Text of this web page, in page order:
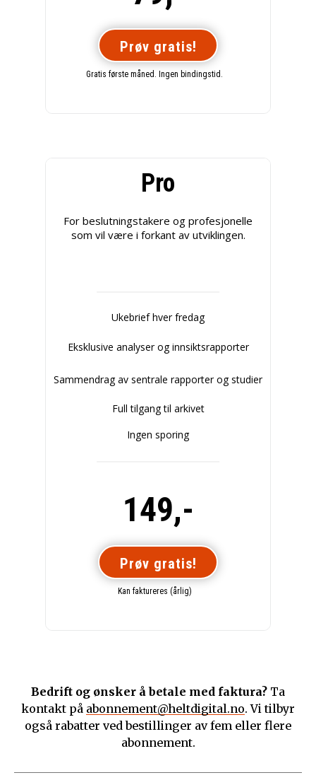
Prøv gratis!
Gratis første måned. Ingen bindingstid.
Pro
For beslutningstakere og profesjonelle
som vil være i forkant av utviklingen.
Ukebrief hver fredag
Eksklusive analyser og innsiktsrapporter
Sammendrag av sentrale rapporter og studier
Full tilgang til arkivet
Ingen sporing
149,-
Prøv gratis!
Kan faktureres (årlig)
Bedrift og ønsker å betale med faktura? Ta
kontakt på abonnement@heltdigital.no. Vi tilbyr
også rabatter ved bestillinger av fem eller flere
abonnement.